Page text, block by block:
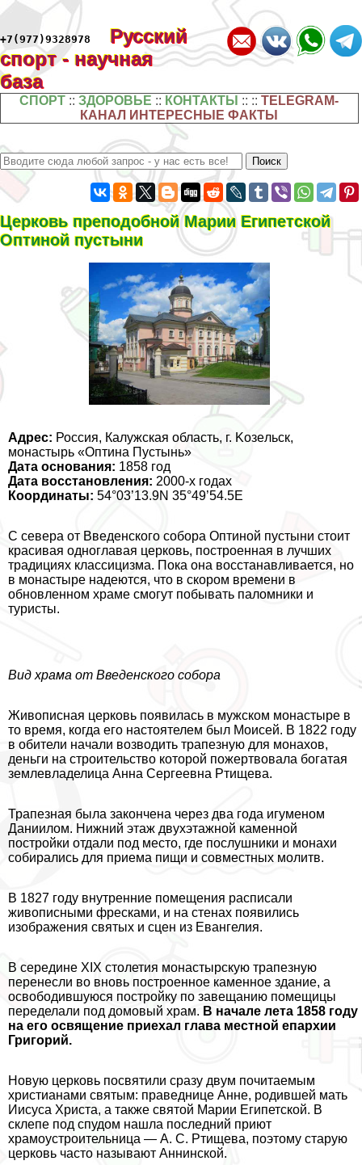
+7(977)9328978
Русский
спорт - научная
база
СПОРТ ::ЗДОРОВЬЕ :: КОНТАКТЫ :: ::TELEGRAM-
КАНАЛ ИНТЕРЕСНЫЕ ФАКТЫ
Церковь преподобной Марии Египетской
Оптиной пустыни
Адрес: Россия, Калужская область, г. Koзeльск,
монастырь «Оптина Пустынь»
Дата основания: 1858 год
Дата восстановления: 2000-х годах
Координаты: 54°03’13.9N 35°49’54.5E
С севера от Введенского собора Оптиной пустыни стоит
красивая одноглавая церковь, построенная в лучших
традициях классицизма. Пока она восстанавливается, но
в монастыре надеются, что в скором времени в
обновленном храме смогут побывать паломники и
туристы.
Вид храма от Введенского собора
Живописная церковь появилась в мужском монастыре в
то время, когда его настоятелем был Моисей. В 1822 году
в обители начали возводить трапезную для монахов,
деньги на строительство которой пожертвовала богатая
землевладелица Анна Сергеевна Ртищева.
Трапезная была закончена через два года игуменом
Даниилом. Нижний этаж двухэтажной каменной
постройки отдали под место, где послушники и монахи
собирались для приема пищи и совместных молитв.
В 1827 году внутренние помещения расписали
живописными фресками, и на стенах появились
изображения святых и сцен из Евангелия.
В середине XIX столетия монастырскую трапезную
перенесли во вновь построенное каменное здание, а
освободившуюся постройку по завещанию помещицы
переделали под домовый храм. В начале лета 1858 году
на его освящение приехал глава местной епархии
Григорий.
Новую церковь посвятили сразу двум почитаемым
христианами святым: праведнице Анне, родившей мать
Иисуса Христа, а также святой Марии Египетской. В
склепе под спудом нашла последний приют
храмоустроительница — А. С. Ртищева, поэтому старую
церковь часто называют Аннинской.